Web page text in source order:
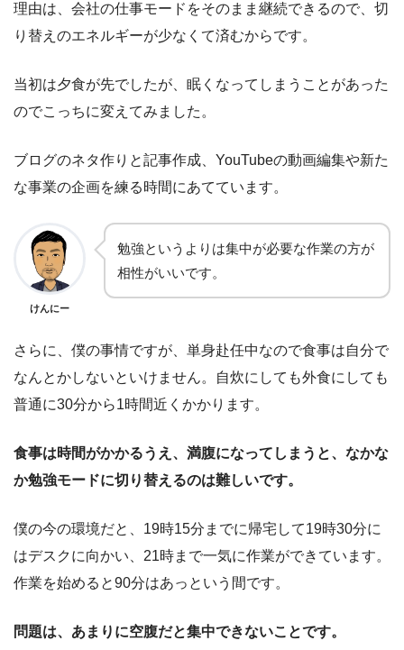
理由は、会社の仕事モードをそのまま継続できるので、切
り替えのエネルギーが少なくて済むからです。
当初は夕食が先でしたが、眠くなってしまうことがあった
のでこっちに変えてみました。
ブログのネタ作りと記事作成、YouTubeの動画編集や新た
な事業の企画を練る時間にあてています。
けんにー
勉強というよりは集中が必要な作業の方が
相性がいいです。
さらに、僕の事情ですが、単身赴任中なので食事は自分で
なんとかしないといけません。自炊にしても外食にしても
普通に30分から1時間近くかかります。
食事は時間がかかるうえ、満腹になってしまうと、なかな
か勉強モードに切り替えるのは難しいです。
僕の今の環境だと、19時15分までに帰宅して19時30分に
はデスクに向かい、21時まで一気に作業ができています。
作業を始めると90分はあっという間です。
問題は、あまりに空腹だと集中できないことです。